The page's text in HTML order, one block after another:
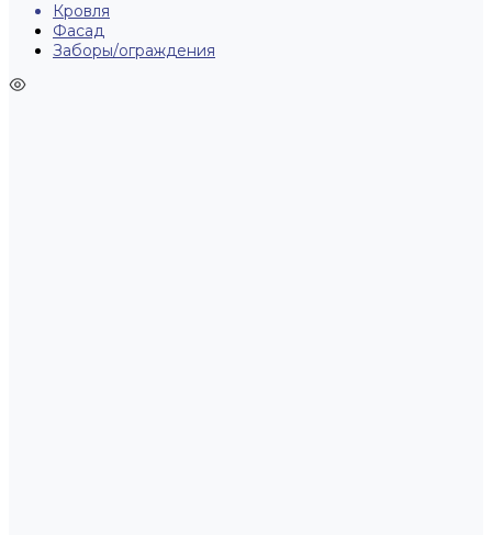
Кровля
Фасад
Заборы/ограждения